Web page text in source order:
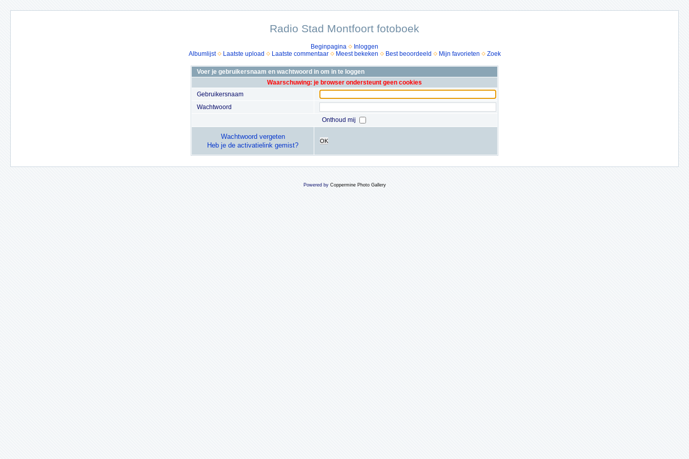
Radio Stad Montfoort fotoboek
Beginpagina
Inloggen
Albumlijst
Laatste upload Laatste commentaar Meest bekeken Best beoordeeld Mijn favorieten Zoek
Voer je gebruikersnaam en wachtwoord in om in te loggen
Waarschuwing: je browser ondersteunt geen cookies
Gebruikersnaam
Wachtwoord
Onthoud mij
Wachtwoord vergeten
Heb je de activatielink gemist?
OK
Powered by Coppermine Photo Gallery